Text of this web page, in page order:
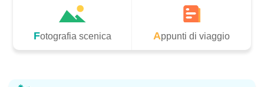
Fotografia scenica Appunti di viaggio